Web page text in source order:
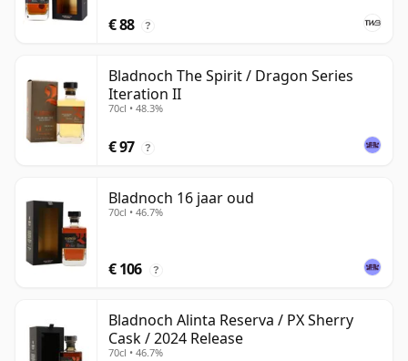
€ 88 ?
Bladnoch The Spirit / Dragon Series
Iteration II
70cl • 48.3%
€ 97 ?
Bladnoch 16 jaar oud
70cl • 46.7%
€ 106 ?
Bladnoch Alinta Reserva / PX Sherry
Cask / 2024 Release
70cl • 46.7%